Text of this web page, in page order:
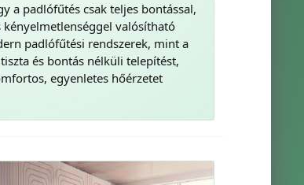
a padlófűtés csak teljes bontással,
kényelmetlenséggel valósítható
padlófűtési rendszerek, mint a
és bontás nélküli telepítést,
egyenletes hőérzetet